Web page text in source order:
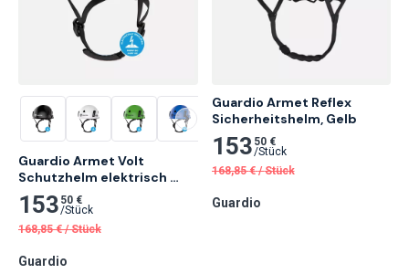
Guardio Armet Volt
Schutzhelm elektrisch
isolierend, Gelb
153 50 €
/Stück
168,85 € /Stück
Guardio
Guardio Armet Reflex
Sicherheitshelm, Gelb
153 50 €
/Stück
168,85 € /Stück
Guardio